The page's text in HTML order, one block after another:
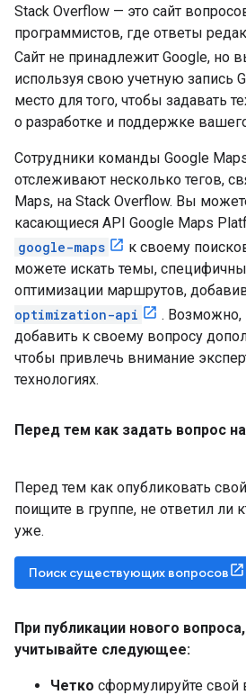
Stack Overflow — это сайт
программистов, где ответы
Сайт не принадлежит Google, но
используя свою учетную запись
место для того, чтобы задавать
о разработке и поддержке
Сотрудники команды Google
отслеживают несколько тегов,
Maps, на Stack Overflow. Вы
касающиеся API Google Maps
google-maps
к своему
можете искать темы,
оптимизации маршрутов,
optimization-api
. Возможно,
добавить к своему вопросу
чтобы привлечь внимание
технологиях.
Перед тем как задать вопрос
Перед тем как опубликовать
поищите в группе, не ответил ли
уже.
Поиск существующих вопросов
При публикации нового вопроса,
учитывайте следующее:
Четко сформулируйте свой